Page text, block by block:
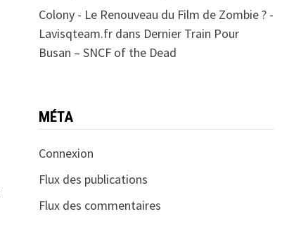
Colony - Le Renouveau du Film de Zombie ? -
Lavisqteam.frdans Dernier Train Pour
Busan – SNCF of the Dead
MÉTA
Connexion
Flux des publications
Flux des commentaires